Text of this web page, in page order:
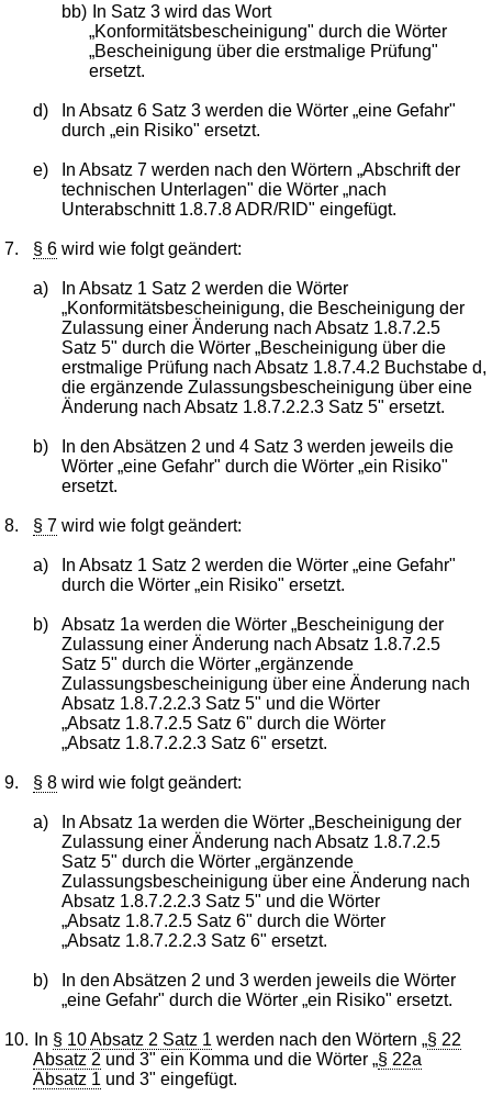
bb)
In Satz 3 wird das Wort
„Konformitätsbescheinigung" durch die Wörter
„Bescheinigung über die erstmalige Prüfung"
ersetzt.
d)
In Absatz 6 Satz 3 werden die Wörter „eine Gefahr"
durch „ein Risiko" ersetzt.
e)
In Absatz 7 werden nach den Wörtern „Abschrift der
technischen Unterlagen" die Wörter „nach
Unterabschnitt 1.8.7.8 ADR/RID" eingefügt.
7. § 6 wird wie folgt geändert:
a)
In Absatz 1 Satz 2 werden die Wörter
„Konformitätsbescheinigung, die Bescheinigung der
Zulassung einer Änderung nach Absatz 1.8.7.2.5
Satz 5" durch die Wörter „Bescheinigung über die
erstmalige Prüfung nach Absatz 1.8.7.4.2 Buchstabe d,
die ergänzende Zulassungsbescheinigung über eine
Änderung nach Absatz 1.8.7.2.2.3 Satz 5" ersetzt.
b)
In den Absätzen 2 und 4 Satz 3 werden jeweils die
Wörter „eine Gefahr" durch die Wörter „ein Risiko"
ersetzt.
8. § 7 wird wie folgt geändert:
a)
In Absatz 1 Satz 2 werden die Wörter „eine Gefahr"
durch die Wörter „ein Risiko" ersetzt.
b)
Absatz 1a werden die Wörter „Bescheinigung der
Zulassung einer Änderung nach Absatz 1.8.7.2.5
Satz 5" durch die Wörter „ergänzende
Zulassungsbescheinigung über eine Änderung nach
Absatz 1.8.7.2.2.3 Satz 5" und die Wörter
„Absatz 1.8.7.2.5 Satz 6" durch die Wörter
„Absatz 1.8.7.2.2.3 Satz 6" ersetzt.
9. § 8 wird wie folgt geändert:
a)
In Absatz 1a werden die Wörter „Bescheinigung der
Zulassung einer Änderung nach Absatz 1.8.7.2.5
Satz 5" durch die Wörter „ergänzende
Zulassungsbescheinigung über eine Änderung nach
Absatz 1.8.7.2.2.3 Satz 5" und die Wörter
„Absatz 1.8.7.2.5 Satz 6" durch die Wörter
„Absatz 1.8.7.2.2.3 Satz 6" ersetzt.
b)
In den Absätzen 2 und 3 werden jeweils die Wörter
„eine Gefahr" durch die Wörter „ein Risiko" ersetzt.
10. In § 10 Absatz 2 Satz 1 werden nach den Wörtern „§ 22
Absatz 2 und 3" ein Komma und die Wörter „§ 22a
Absatz 1 und 3" eingefügt.